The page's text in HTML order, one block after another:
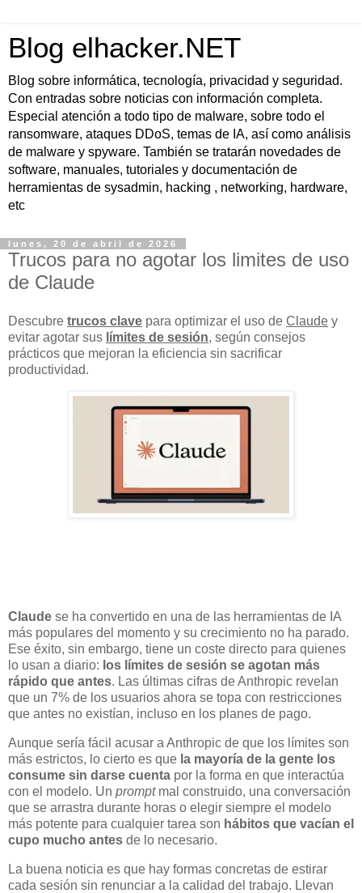
Blog elhacker.NET
Blog sobre informática, tecnología, privacidad y seguridad.
Con entradas sobre noticias con información completa.
Especial atención a todo tipo de malware, sobre todo el
ransomware, ataques DDoS, temas de IA, así como análisis
de malware y spyware. También se tratarán novedades de
software, manuales, tutoriales y documentación de
herramientas de sysadmin, hacking , networking, hardware,
etc
lunes, 20 de abril de 2026
Trucos para no agotar los limites de uso
de Claude
Descubre trucos clave para optimizar el uso de Claude y
evitar agotar sus límites de sesión, según consejos
prácticos que mejoran la eficiencia sin sacrificar
productividad.
Claude se ha convertido en una de las herramientas de IA
más populares del momento y su crecimiento no ha parado.
Ese éxito, sin embargo, tiene un coste directo para quienes
lo usan a diario: los límites de sesión se agotan más
rápido que antes. Las últimas cifras de Anthropic revelan
que un 7% de los usuarios ahora se topa con restricciones
que antes no existían, incluso en los planes de pago.
Aunque sería fácil acusar a Anthropic de que los límites son
más estrictos, lo cierto es que la mayoría de la gente los
consume sin darse cuenta por la forma en que interactúa
con el modelo. Un promptmal construido, una conversación
que se arrastra durante horas o elegir siempre el modelo
más potente para cualquier tarea son hábitos que vacían el
cupo mucho antes de lo necesario.
La buena noticia es que hay formas concretas de estirar
cada sesión sin renunciar a la calidad del trabajo. Llevan